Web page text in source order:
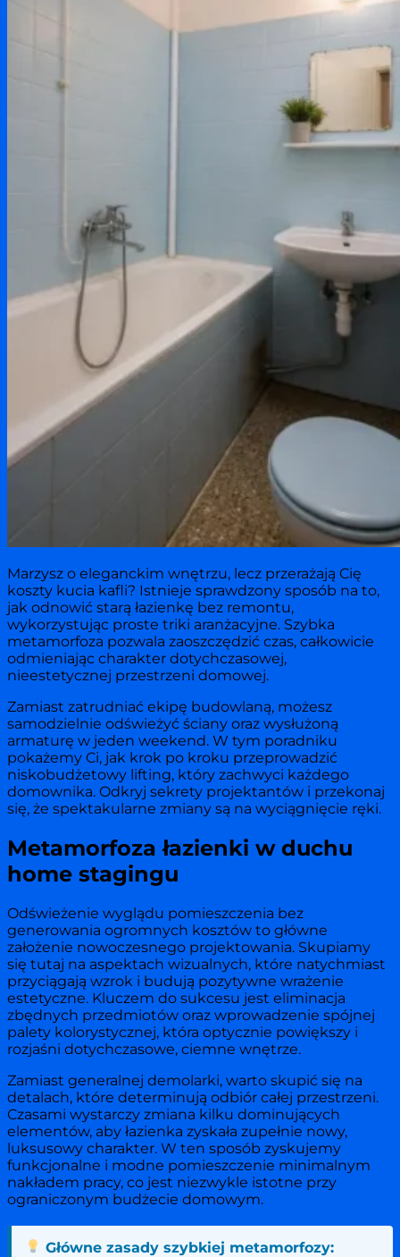
Marzysz o eleganckim wnętrzu, lecz przerażają Cię
koszty kucia kafli? Istnieje sprawdzony sposób na to,
jak odnowić starą łazienkę bez remontu,
wykorzystując proste triki aranżacyjne. Szybka
metamorfoza pozwala zaoszczędzić czas, całkowicie
odmieniając charakter dotychczasowej,
nieestetycznej przestrzeni domowej.
Zamiast zatrudniać ekipę budowlaną, możesz
samodzielnie odświeżyć ściany oraz wysłużoną
armaturę w jeden weekend. W tym poradniku
pokażemy Ci, jak krok po kroku przeprowadzić
niskobudżetowy lifting, który zachwyci każdego
domownika. Odkryj sekrety projektantów i przekonaj
się, że spektakularne zmiany są na wyciągnięcie ręki.
Metamorfoza łazienki w duchu
home stagingu
Odświeżenie wyglądu pomieszczenia bez
generowania ogromnych kosztów to główne
założenie nowoczesnego projektowania. Skupiamy
się tutaj na aspektach wizualnych, które natychmiast
przyciągają wzrok i budują pozytywne wrażenie
estetyczne. Kluczem do sukcesu jest eliminacja
zbędnych przedmiotów oraz wprowadzenie spójnej
palety kolorystycznej, która optycznie powiększy i
rozjaśni dotychczasowe, ciemne wnętrze.
Zamiast generalnej demolarki, warto skupić się na
detalach, które determinują odbiór całej przestrzeni.
Czasami wystarczy zmiana kilku dominujących
elementów, aby łazienka zyskała zupełnie nowy,
luksusowy charakter. W ten sposób zyskujemy
funkcjonalne i modne pomieszczenie minimalnym
nakładem pracy, co jest niezwykle istotne przy
ograniczonym budżecie domowym.
Główne zasady szybkiej metamorfozy: